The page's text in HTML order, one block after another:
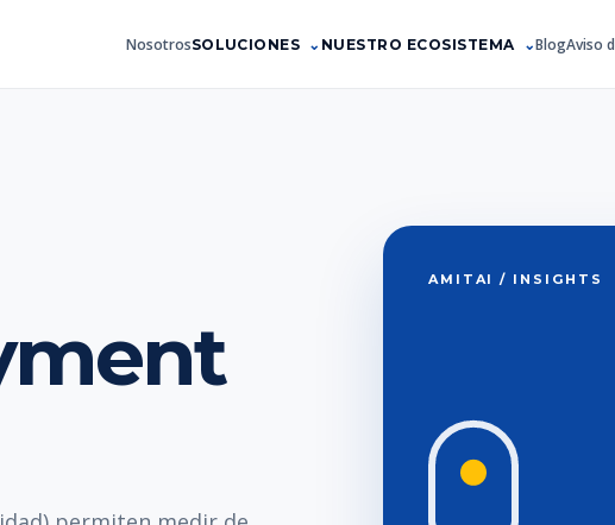
NosotrosSOLUCIONES NUESTRO ECOSISTEMA BlogAviso
AMITAI / INSIGHTS